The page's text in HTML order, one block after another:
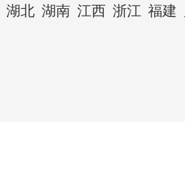
湖北 湖南 江西 浙江 福建